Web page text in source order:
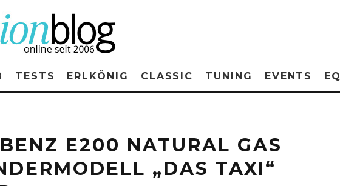
TESTS ERLKÖNIG CLASSIC TUNING EVENTS EQ
E200 NATURAL GAS
„DAS TAXI“